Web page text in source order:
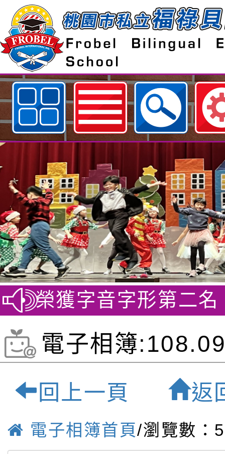
歡迎參觀：108.09.11 線上電子書
字音字形第二名 賀~
電子相簿
上電子書說明會
優質雙語小學
回上一頁 返
電子相簿首頁/瀏覽數：